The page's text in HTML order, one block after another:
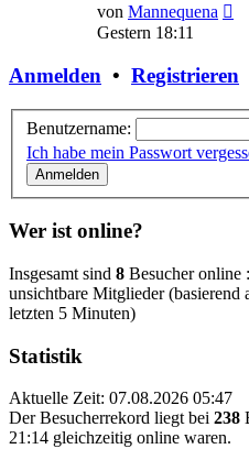
von Mannequena
Gestern 18:11
Anmelden • Registrieren
Benutzername:
Ich habe mein Passwort
Wer ist online?
Insgesamt sind 8 Besucher online
unsichtbare Mitglieder (basierend
letzten 5 Minuten)
Statistik
Aktuelle Zeit: 07.08.2026 05:47
Der Besucherrekord liegt bei 238
21:14 gleichzeitig online waren.